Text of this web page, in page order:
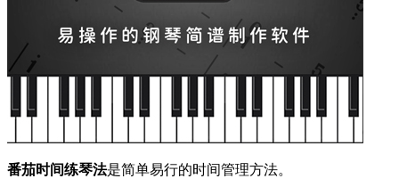
番茄时间练琴法是简单易行的时间管理方法。